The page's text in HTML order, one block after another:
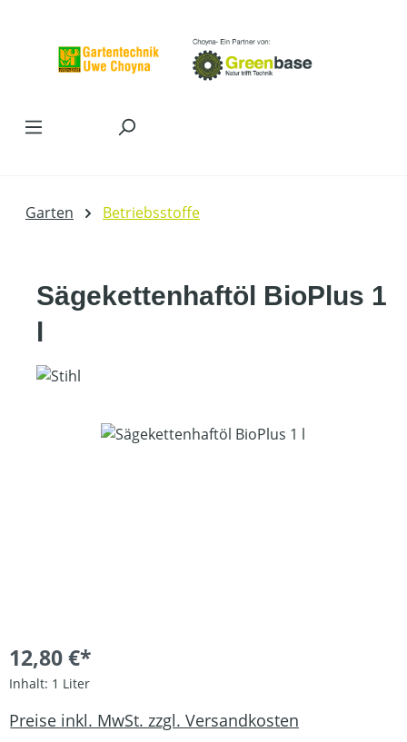
Garten Betriebsstoffe
Sägekettenhaftöl BioPlus 1
Bildergalerie überspringen
12,80 €*
Inhalt: 1 Liter
Preise inkl. MwSt. zzgl. Versandkosten